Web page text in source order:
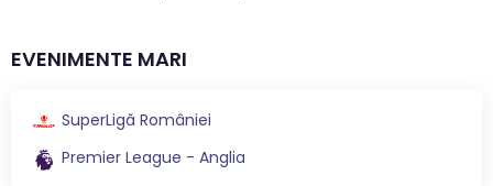
EVENIMENTE MARI
SuperLigă României
Premier League - Anglia